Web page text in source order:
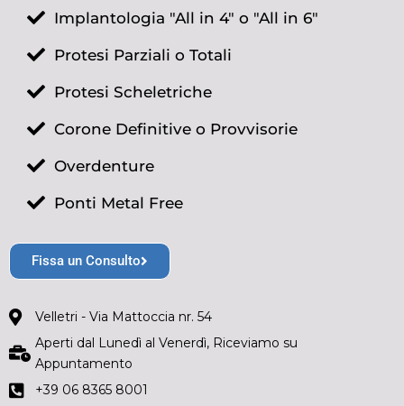
Implantologia "All in 4" o "All in 6"
Protesi Parziali o Totali
Protesi Scheletriche
Corone Definitive o Provvisorie
Overdenture
Ponti Metal Free
Fissa un Consulto
Velletri - Via Mattoccia nr. 54
Aperti dal Lunedì al Venerdì, Riceviamo su
Appuntamento
+39 06 8365 8001